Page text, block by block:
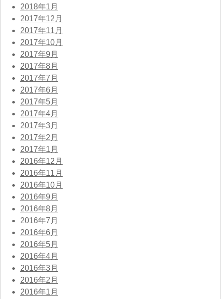
2018年1月
2017年12月
2017年11月
2017年10月
2017年9月
2017年8月
2017年7月
2017年6月
2017年5月
2017年4月
2017年3月
2017年2月
2017年1月
2016年12月
2016年11月
2016年10月
2016年9月
2016年8月
2016年7月
2016年6月
2016年5月
2016年4月
2016年3月
2016年2月
2016年1月